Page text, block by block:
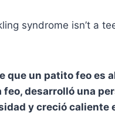
syndrome isn’t a
que un patito feo es
feo, desarrolló una
y creció caliente